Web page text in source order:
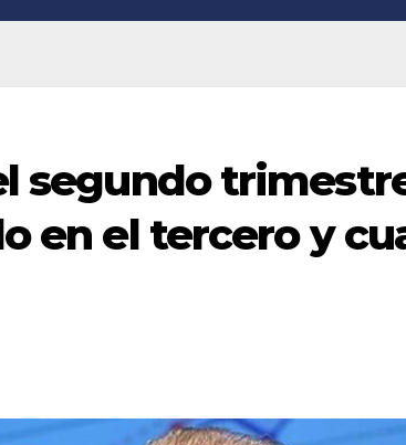
segundo
en el tercero y